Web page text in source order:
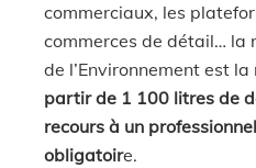
commerciaux, les
commerces de détail… la
de l’Environnement est
partir de 1 100 litres de
recours à un
obligatoire.